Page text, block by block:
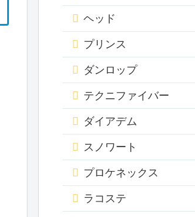
ヘッド
プリンス
ダンロップ
テクニファイバー
ダイアデム
スノワート
プロケネックス
ラコステ